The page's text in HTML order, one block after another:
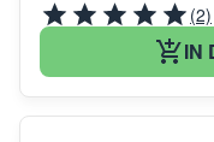
(2)
IN